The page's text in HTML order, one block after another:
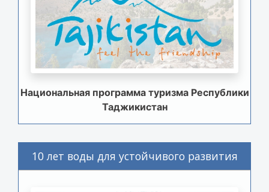
Национальная программа туризма Республики
Таджикистан
10 лет воды для устойчивого развития